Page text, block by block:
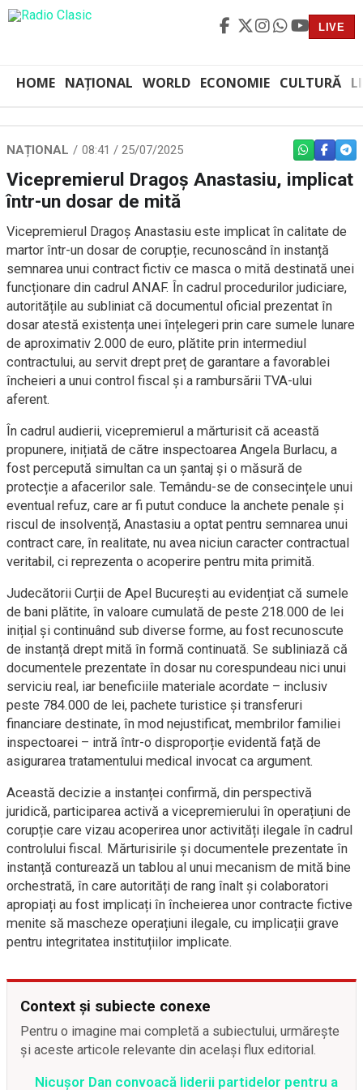
LIVE
HOME NAȚIONAL WORLD ECONOMIE CULTURĂ
NAȚIONAL 08:41 / 25/07/2025 WHATSAPP
Vicepremierul Dragoș Anastasiu, implicat
într-un dosar de mită
Vicepremierul Dragoș Anastasiu este implicat în calitate de
martor într-un dosar de corupție, recunoscând în instanță
semnarea unui contract fictiv ce masca o mită destinată unei
funcționare din cadrul ANAF. În cadrul procedurilor judiciare,
autoritățile au subliniat că documentul oficial prezentat în
dosar atestă existența unei înțelegeri prin care sumele lunare
de aproximativ 2.000 de euro, plătite prin intermediul
contractului, au servit drept preț de garantare a favorablei
încheieri a unui control fiscal și a rambursării TVA-ului
aferent.
În cadrul audierii, vicepremierul a mărturisit că această
propunere, inițiată de către inspectoarea Angela Burlacu, a
fost percepută simultan ca un șantaj și o măsură de
protecție a afacerilor sale. Temându-se de consecințele unui
eventual refuz, care ar fi putut conduce la anchete penale și
riscul de insolvență, Anastasiu a optat pentru semnarea unui
contract care, în realitate, nu avea niciun caracter contractual
veritabil, ci reprezenta o acoperire pentru mita primită.
Judecătorii Curții de Apel București au evidențiat că sumele
de bani plătite, în valoare cumulată de peste 218.000 de lei
inițial și continuând sub diverse forme, au fost recunoscute
de instanță drept mită în formă continuată. Se subliniază că
documentele prezentate în dosar nu corespundeau nici unui
serviciu real, iar beneficiile materiale acordate – inclusiv
peste 784.000 de lei, pachete turistice și transferuri
financiare destinate, în mod nejustificat, membrilor familiei
inspectoarei – intră într-o disproporție evidentă față de
asigurarea tratamentului medical invocat ca argument.
Această decizie a instanței confirmă, din perspectivă
juridică, participarea activă a vicepremierului în operațiuni de
corupție care vizau acoperirea unor activități ilegale în cadrul
controlului fiscal. Mărturisirile și documentele prezentate în
instanță conturează un tablou al unui mecanism de mită bine
orchestrată, în care autorități de rang înalt și colaboratori
apropiați au fost implicați în încheierea unor contracte fictive
menite să mascheze operațiuni ilegale, cu implicații grave
pentru integritatea instituțiilor implicate.
Context și subiecte conexe
Pentru o imagine mai completă a subiectului, urmărește
și aceste articole relevante din același flux editorial.
Nicușor Dan convoacă liderii partidelor pentru a